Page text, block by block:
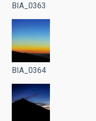
BIA_0363
BIA_0364